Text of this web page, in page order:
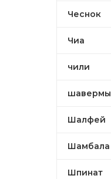
Чеснок
Чиа
чили
шавермы
Шалфей
Шамбала
Шпинат